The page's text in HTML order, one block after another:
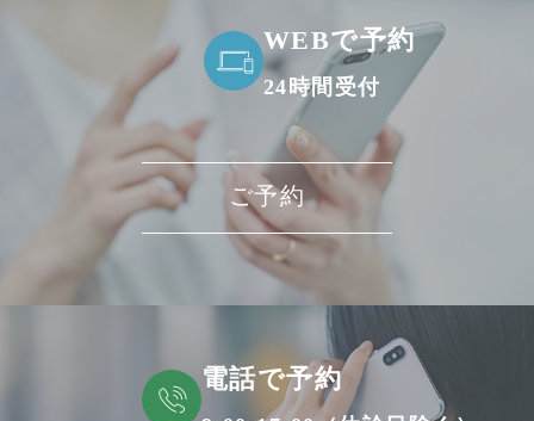
WEBで予約
24時間受付
ご予約
電話で予約